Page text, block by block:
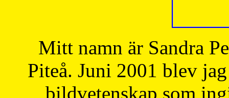
Mitt namn är Sandra
Piteå. Juni 2001 blev
bildvetenskap som